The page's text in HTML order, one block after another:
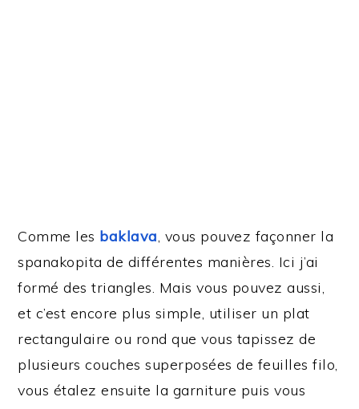
Comme les baklava , vous pouvez façonner la
spanakopita de différentes manières. Ici j’ai
formé des triangles. Mais vous pouvez aussi,
et c’est encore plus simple, utiliser un plat
rectangulaire ou rond que vous tapissez de
plusieurs couches superposées de feuilles filo,
vous étalez ensuite la garniture puis vous